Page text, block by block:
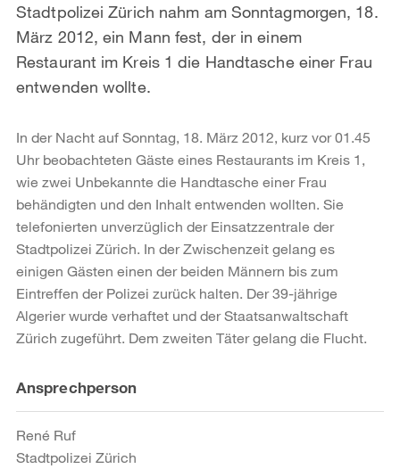
Stadtpolizei Zürich nahm am Sonntagmorgen, 18.
März 2012, ein Mann fest, der in einem
Restaurant im Kreis 1 die Handtasche einer Frau
entwenden wollte.
In der Nacht auf Sonntag, 18. März 2012, kurz vor 01.45
Uhr beobachteten Gäste eines Restaurants im Kreis 1,
wie zwei Unbekannte die Handtasche einer Frau
behändigten und den Inhalt entwenden wollten. Sie
telefonierten unverzüglich der Einsatzzentrale der
Stadtpolizei Zürich. In der Zwischenzeit gelang es
einigen Gästen einen der beiden Männern bis zum
Eintreffen der Polizei zurück halten. Der 39-jährige
Algerier wurde verhaftet und der Staatsanwaltschaft
Zürich zugeführt. Dem zweiten Täter gelang die Flucht.
Weitere
Informationen
Ansprechperson
René Ruf
Stadtpolizei Zürich